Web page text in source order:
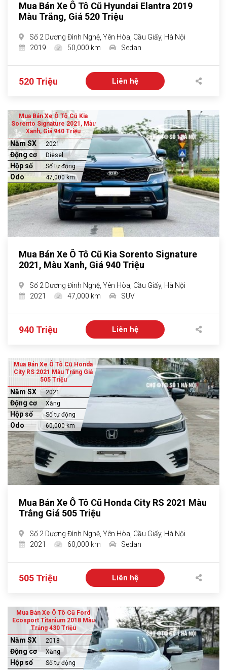
Mua Bán Xe Ô Tô Cũ Hyundai Elantra 2019
Màu Trắng, Giá 520 Triệu
Số 2 Dương Đình Nghệ, Yên Hòa, Cầu Giấy, Hà Nội
2019
50,000 km Sedan
520 Triệu Liên hệ
Mua Bán Xe Ô Tô Cũ Kia
Sorento Signature 2021, Màu
Xanh, Giá 940 Triệu
Năm SX 2021
Động cơ Diesel
Hộp số Số tự động
Odo 47,000 km
Mua Bán Xe Ô Tô Cũ Kia Sorento Signature
2021, Màu Xanh, Giá 940 Triệu
Số 2 Dương Đình Nghệ, Yên Hòa, Cầu Giấy, Hà Nội
2021
47,000 km SUV
940 Triệu Liên hệ
Mua Bán Xe Ô Tô Cũ Honda
City RS 2021 Màu Trắng Giá
505 Triệu
Năm SX 2021
Động cơ Xăng
Hộp số Số tự động
Odo 60,000 km
Mua Bán Xe Ô Tô Cũ Honda City RS 2021 Màu
Trắng Giá 505 Triệu
Số 2 Dương Đình Nghệ, Yên Hòa, Cầu Giấy, Hà Nội
2021
60,000 km Sedan
505 Triệu Liên hệ
Mua Bán Xe Ô Tô Cũ Ford
Ecosport Titanium 2018 Màu
Trắng 430 Triệu
Năm SX 2018
Động cơ Xăng
Hộp số Số tự động